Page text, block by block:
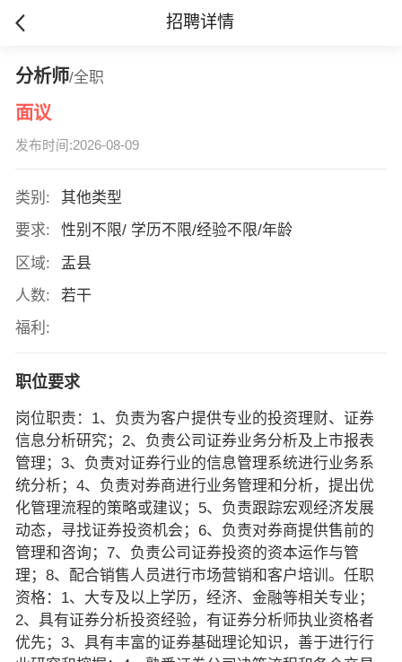
招聘详情
分析师/全职
面议
发布时间:2026-08-09
类别:
其他类型
要求:
性别不限/ 学历不限/经验不限/年龄
区域:
盂县
人数:
若干
福利:
职位要求
岗位职责：1、负责为客户提供专业的投资理财、证券
信息分析研究；2、负责公司证券业务分析及上市报表
管理；3、负责对证券行业的信息管理系统进行业务系
统分析；4、负责对券商进行业务管理和分析，提出优
化管理流程的策略或建议；5、负责跟踪宏观经济发展
动态，寻找证券投资机会；6、负责对券商提供售前的
管理和咨询；7、负责公司证券投资的资本运作与管
理；8、配合销售人员进行市场营销和客户培训。任职
资格：1、大专及以上学历，经济、金融等相关专业；
2、具有证券分析投资经验，有证券分析师执业资格者
优先；3、具有丰富的证券基础理论知识，善于进行行